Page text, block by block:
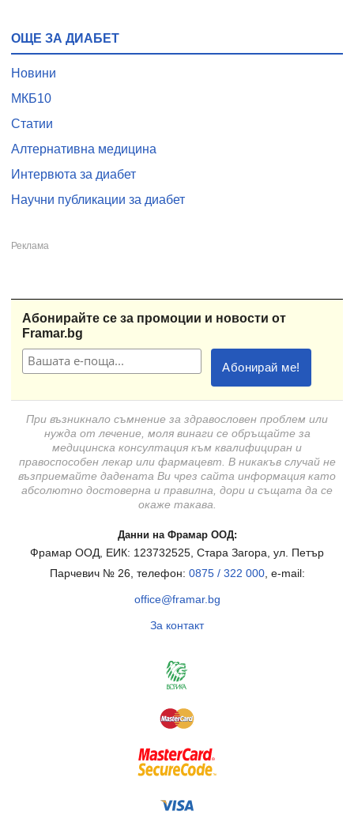
ОЩЕ ЗА ДИАБЕТ
Новини
МКБ10
Статии
Алтернативна медицина
Интервюта за диабет
Научни публикации за диабет
Абонирайте се за промоции и новости от
Framar.bg
При възникнало съмнение за здравословен проблем или
нужда от лечение, моля винаги се обръщайте за
медицинска консултация към квалифициран и
правоспособен лекар или фармацевт. В никакъв случай не
възприемайте дадената Ви чрез сайта информация като
абсолютно достоверна и правилна, дори и същата да се
окаже такава.
Данни на Фрамар ООД:
Фрамар ООД, ЕИК: 123732525, Стара Загора, ул. Петър
Парчевич № 26, телефон: 0875 / 322 000, e-mail:
office@framar.bg
За контакт